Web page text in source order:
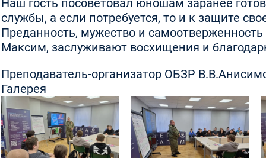
Наш гость посоветовал юношам заранее
службы, а если потребуется, то и к защите
Преданность, мужество и
Максим, заслуживают восхищения и
Преподаватель-организатор ОБЗР
Галерея